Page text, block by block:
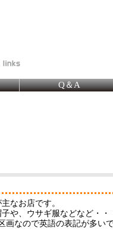
Q＆A
なお店です。
や、ウサギ服などなど・・
画なので英語の表記が多いで